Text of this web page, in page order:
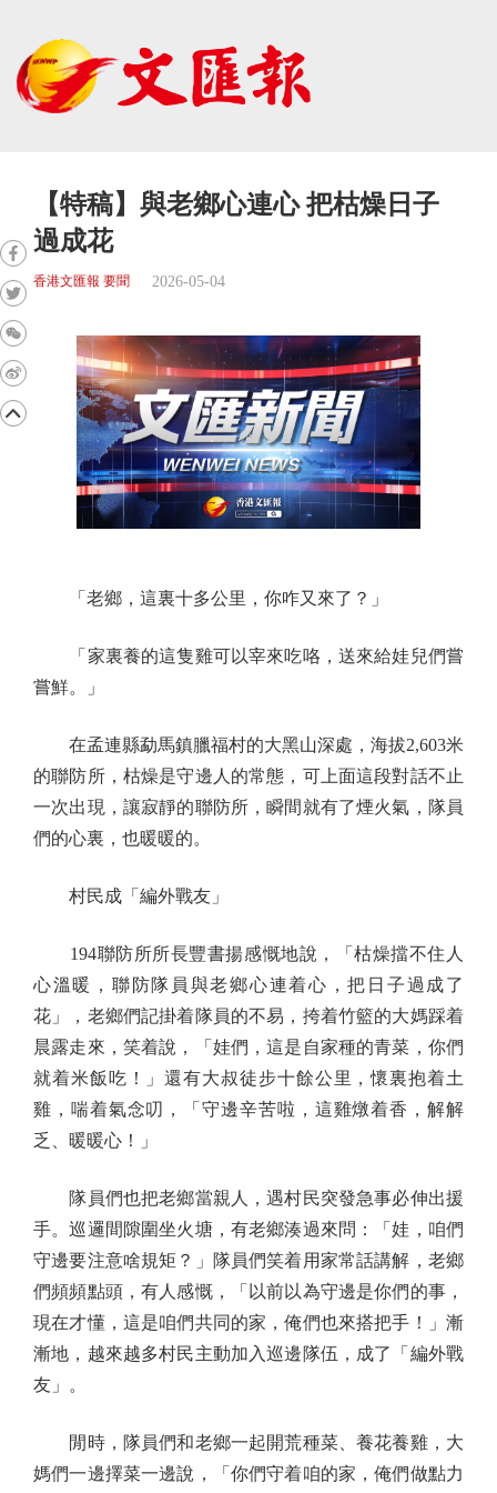
【特稿】與老鄉心連心 把枯燥日子
過成花
香港文匯報 要聞 2026-05-04
「老鄉，這裏十多公里，你咋又來了？」
「家裏養的這隻雞可以宰來吃咯，送來給娃兒們嘗
嘗鮮。」
在孟連縣勐馬鎮臘福村的大黑山深處，海拔2,603米
的聯防所，枯燥是守邊人的常態，可上面這段對話不止
一次出現，讓寂靜的聯防所，瞬間就有了煙火氣，隊員
們的心裏，也暖暖的。
村民成「編外戰友」
194聯防所所長豐書揚感慨地說，「枯燥擋不住人
心溫暖，聯防隊員與老鄉心連着心，把日子過成了
花」，老鄉們記掛着隊員的不易，挎着竹籃的大媽踩着
晨露走來，笑着說，「娃們，這是自家種的青菜，你們
就着米飯吃！」還有大叔徒步十餘公里，懷裏抱着土
雞，喘着氣念叨，「守邊辛苦啦，這雞燉着香，解解
乏、暖暖心！」
隊員們也把老鄉當親人，遇村民突發急事必伸出援
手。巡邏間隙圍坐火塘，有老鄉湊過來問：「娃，咱們
守邊要注意啥規矩？」隊員們笑着用家常話講解，老鄉
們頻頻點頭，有人感慨，「以前以為守邊是你們的事，
現在才懂，這是咱們共同的家，俺們也來搭把手！」漸
漸地，越來越多村民主動加入巡邊隊伍，成了「編外戰
友」。
閒時，隊員們和老鄉一起開荒種菜、養花養雞，大
媽們一邊擇菜一邊說，「你們守着咱的家，俺們做點力